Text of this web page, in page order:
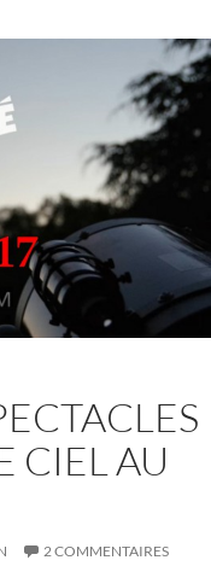
CIEL AU
2 COMMENTAIRES